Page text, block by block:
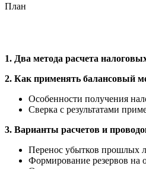
План
1. Два метода расчета
2. Как применять балансовый
Особенности получения
Сверка с результатами
3. Варианты расчетов и
Перенос убытков прошлых
Формирование резервов на